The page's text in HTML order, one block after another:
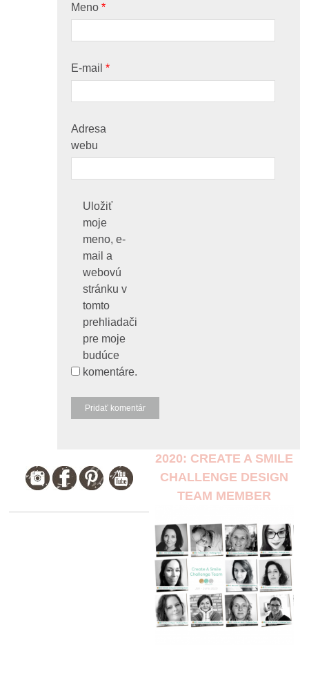
Meno*
E-mail*
Adresa
webu
Uložiť
moje
meno, e-
mail a
webovú
stránku v
tomto
prehliadači
pre moje
budúce
komentáre.
2020: CREATE A SMILE
CHALLENGE DESIGN
TEAM MEMBER